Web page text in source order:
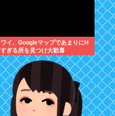
ワイ、GoogleマップであまりにΗ
すぎる所を見つけ大歓喜